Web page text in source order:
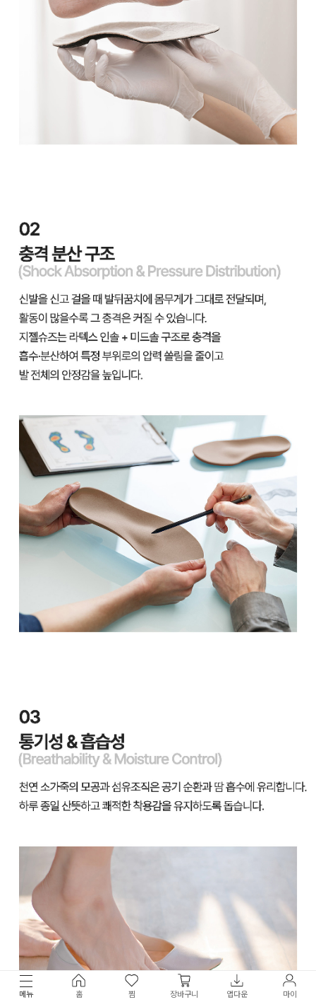
메뉴 홈 찜 장바구니 앱다운 마이